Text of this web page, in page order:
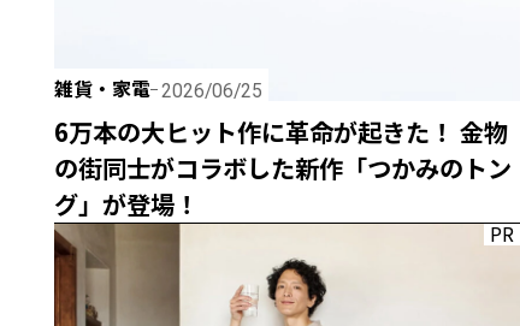
雑貨・家電 2026/06/25
6万本の大ヒット作に革命が起きた！ 金物
の街同士がコラボした新作「つかみのトン
グ」が登場！
PR